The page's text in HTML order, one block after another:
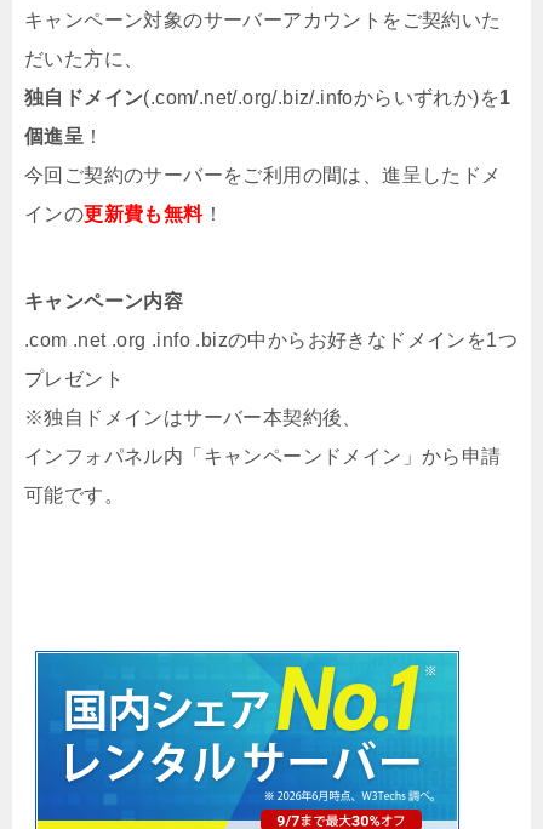
キャンペーン対象のサーバーアカウントをご契約いた
だいた方に、
独自ドメイン(.com/.net/.org/.biz/.infoからいずれか)を1
個進呈 ！
今回ご契約のサーバーをご利用の間は、進呈したドメ
インの更新費も無料！
キャンペーン内容
.com .net .org .info .bizの中からお好きなドメインを1つ
プレゼント
※独自ドメインはサーバー本契約後、
インフォパネル内「キャンペーンドメイン」から申請
可能です。